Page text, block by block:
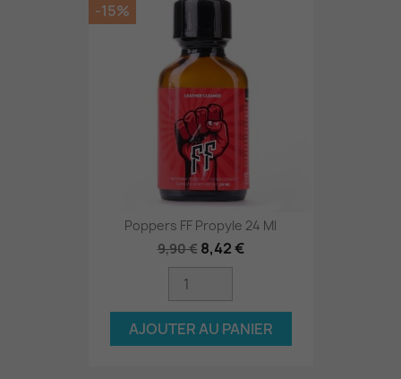
Poppers FF Propyle 24 Ml
9,90 € 8,42 €
AJOUTER AU PANIER
-15%